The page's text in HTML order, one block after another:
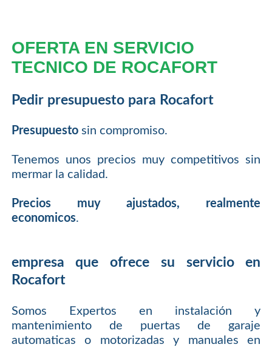
OFERTA EN SERVICIO
TECNICO DE ROCAFORT
Pedir presupuesto para Rocafort
Presupuestosin compromiso.
Tenemos unos precios muy competitivos sin
mermar la calidad.
Precios muy ajustados, realmente
economicos.
empresa que ofrece su servicio en
Rocafort
Somos Expertos en instalación y
mantenimiento de puertas de garaje
automaticas o motorizadas y manuales en